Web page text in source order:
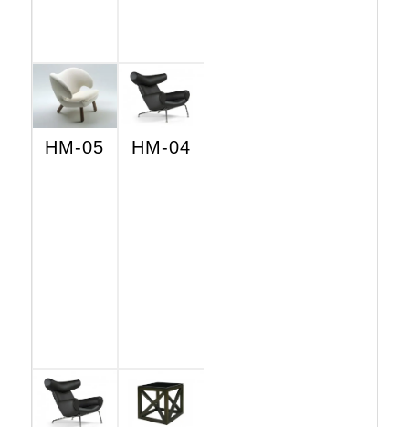
HM-05 HM-04